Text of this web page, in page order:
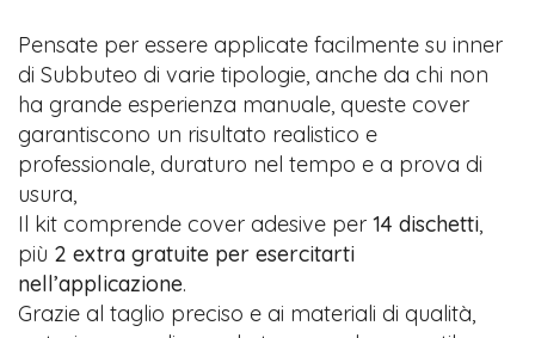
Pensate per essere applicate facilmente su inner
di Subbuteo di varie tipologie, anche da chi non
ha grande esperienza manuale, queste cover
garantiscono un risultato realistico e
professionale, duraturo nel tempo e a prova di
usura,
Il kit comprende cover adesive per14 dischetti,
più 2 extra gratuite per esercitarti
nell’applicazione.
Grazie al taglio preciso e ai materiali di qualità,